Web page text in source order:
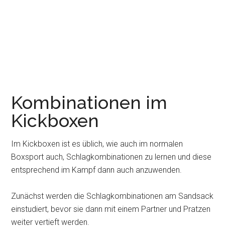
Kombinationen im
Kickboxen
Im Kickboxen ist es üblich, wie auch im normalen
Boxsport auch, Schlagkombinationen zu lernen und diese
entsprechend im Kampf dann auch anzuwenden.
Zunächst werden die Schlagkombinationen am Sandsack
einstudiert, bevor sie dann mit einem Partner und Pratzen
weiter vertieft werden.